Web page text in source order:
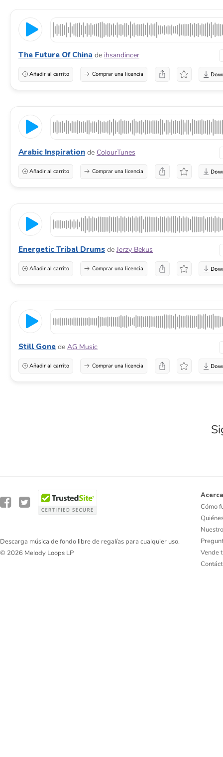
The Future Of China de ihsandincer
Añadir al carrito Comprar una licencia
Arabic Inspiration de ColourTunes
Añadir al carrito Comprar una licencia
Energetic Tribal Drums de Jerzy Bekus
Añadir al carrito Comprar una licencia
Still Gone de AG Music
Añadir al carrito Comprar una licencia
Descarga música de fondo libre de regalías para cualquier uso.
© 2026 Melody Loops LP
Cómo
Vende